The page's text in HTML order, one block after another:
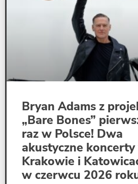
Bryan Adams z
„Bare Bones”
raz w Polsce! Dwa
akustyczne
Krakowie i
w czerwcu 2026